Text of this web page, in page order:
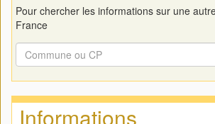
Pour chercher les informations sur une
France
Informations